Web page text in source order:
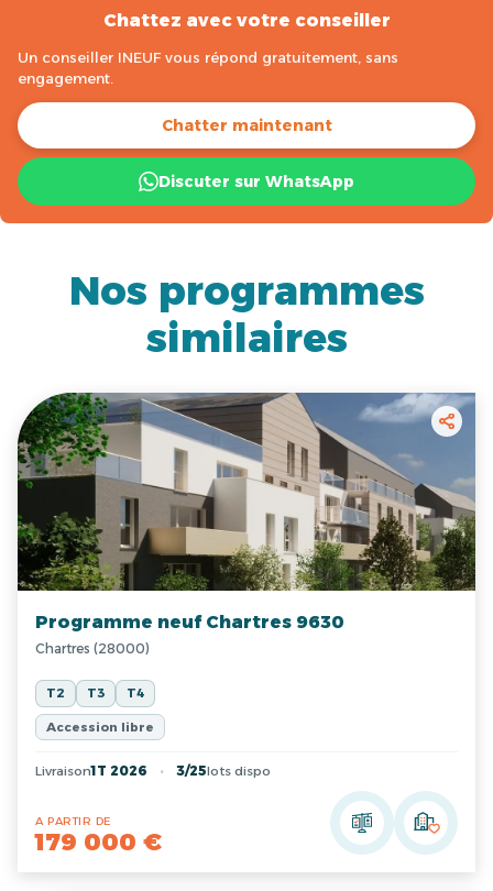
Chattez avec votre conseiller
Un conseiller INEUF vous répond gratuitement, sans
engagement.
Chatter maintenant
Discuter sur WhatsApp
Nos programmes
similaires
Programme neuf Chartres 9630
Chartres (28000)
T2 T3 T4
Accession libre
Livraison1T 2026 3/25lots dispo
A PARTIR DE
179 000 €